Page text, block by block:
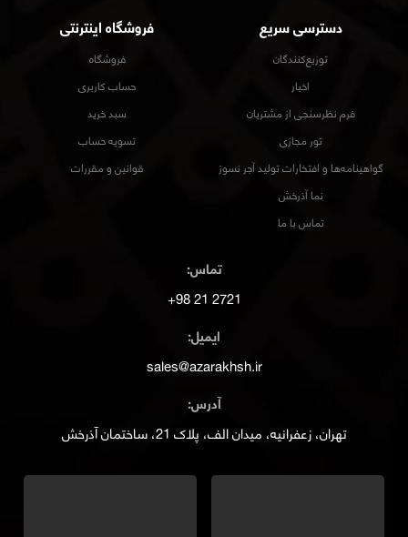
دسترسی سریع
توزیع‌کنندگان
اخبار
فرم نظرسنجی از مشتریان
تور مجازی
گواهینامه‌ها و افتخارات تولید آجر نسوز
نما آذرخش
تماس با ما
فروشگاه اینترنتی
فروشگاه
حساب کاربری
سبد خرید
تسویه حساب
قوانین و مقررات
تماس:
2721 21 98+
ایمیل:
sales@azarakhsh.ir
آدرس:
تهران، زعفرانیه، میدان الف، پلاک 21، ساختمان آذرخش